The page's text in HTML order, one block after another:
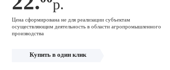
р.
Цена сформирована не для реализации субъектам
осуществляющим деятельность в области агропромышленного
производства
Купить в один клик